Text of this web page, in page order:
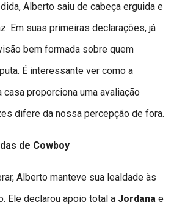
Alberto saiu de cabeça erguida e
Em suas primeiras declarações, já
bem formada sobre quem
É interessante ver como a
proporciona uma avaliação
difere da nossa percepção de fora.
de Cowboy
Alberto manteve sua lealdade às
Ele declarou apoio total a Jordana e